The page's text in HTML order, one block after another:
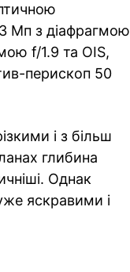
Мп з діафрагмою
f/1.9 та OIS,
перископ 50
і з більш
глибина
Однак
яскравими і